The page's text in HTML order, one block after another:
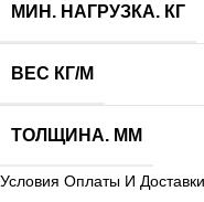
МИН. НАГРУЗКА. КГ
ВЕС КГ/М
ТОЛЩИНА. ММ
Условия Оплаты И Доставки